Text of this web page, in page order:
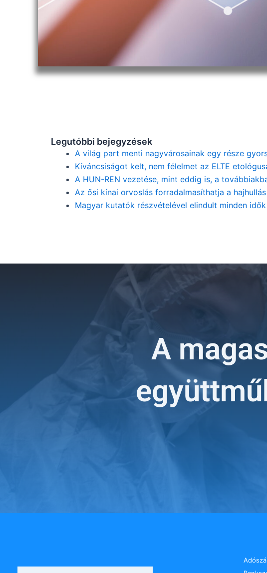
Legutóbbi bejegyzések
A világ part menti nagyvárosainak egy része
Kíváncsiságot kelt, nem félelmet az ELTE
A HUN-REN vezetése, mint eddig is, a
Az ősi kínai orvoslás forradalmasíthatja a
Magyar kutatók részvételével elindult minden
A